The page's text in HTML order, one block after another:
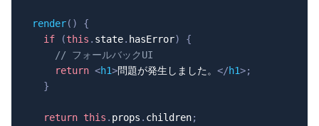
render( )
{
if
(this . state. hasError)
{
// フォールバックUI
return <h1>問題が発生しました。 </h1>;
}
return this . props . children;